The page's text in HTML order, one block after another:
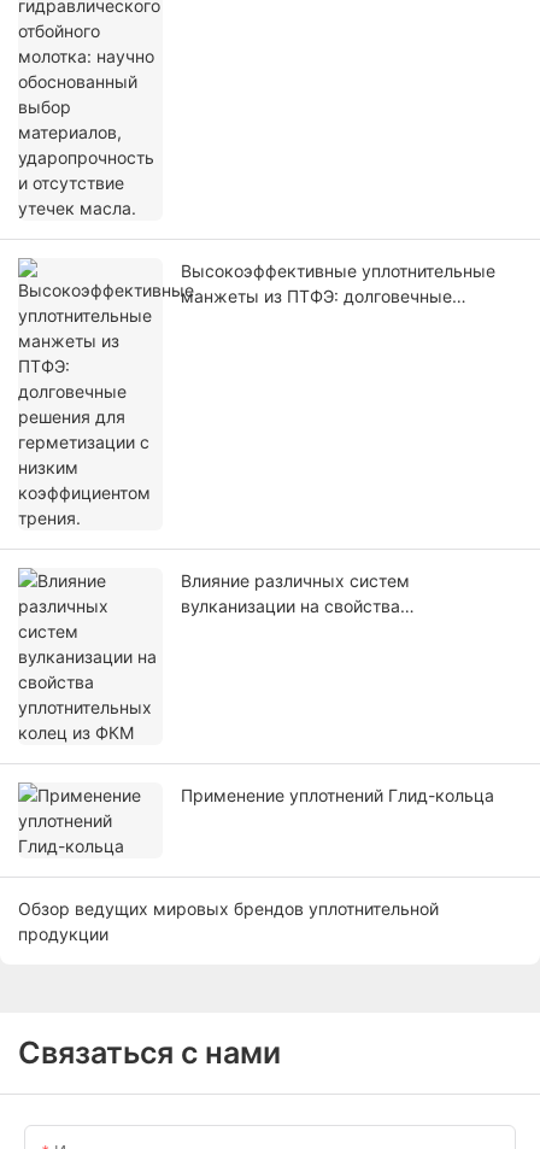
Высокоэффективные уплотнительные
манжеты из ПТФЭ: долговечные
Влияние различных систем
вулканизации на свойства
Применение уплотнений Глид-кольца
Обзор ведущих мировых брендов уплотнительной
продукции
Связаться с нами